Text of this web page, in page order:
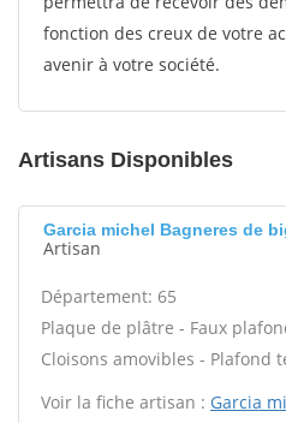
fonction des creux de votre
avenir à votre société.
Artisans Disponibles
Garcia michel Bagneres de
Artisan
Département: 65
Plaque de plâtre - Faux
Cloisons amovibles - Plafond
Voir la fiche artisan : Garcia